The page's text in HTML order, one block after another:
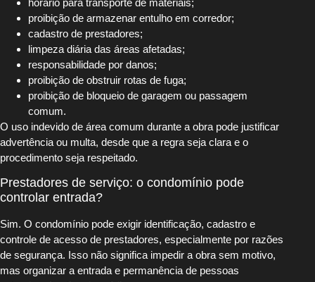
proibição de armazenar entulho em corredor;
cadastro de prestadores;
limpeza diária das áreas afetadas;
responsabilidade por danos;
proibição de obstruir rotas de fuga;
proibição de bloqueio de garagem ou passagem
comum.
O uso indevido de área comum durante a obra pode justificar
advertência ou multa, desde que a regra seja clara e o
procedimento seja respeitado.
Prestadores de serviço: o condomínio pode
controlar entrada?
Sim. O condomínio pode exigir identificação, cadastro e
controle de acesso de prestadores, especialmente por razões
de segurança. Isso não significa impedir a obra sem motivo,
mas organizar a entrada e permanência de pessoas